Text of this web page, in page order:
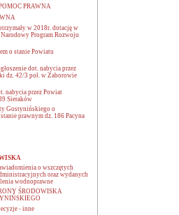
PRAWNA
w 2018r. dotację w
Program Rozwoju
o stanie Powiatu
dot. nabycia przez
dz. 42/3 poł. w Zaborowie
nabycia przez Powiat
Sieraków
Gostynińskiego o
prawnym dz. 186 Pacyna
o wszczętych
oraz wydanych
wodnoprawne
ŚRODOWISKA
- inne